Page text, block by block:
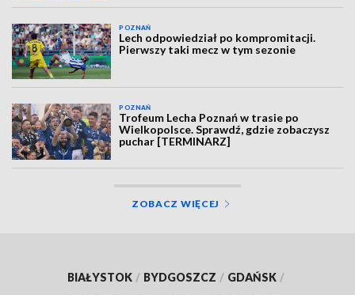
POZNAŃ
Lech odpowiedział po kompromitacji.
Pierwszy taki mecz w tym sezonie
POZNAŃ
Trofeum Lecha Poznań w trasie po
Wielkopolsce. Sprawdź, gdzie zobaczysz
puchar [TERMINARZ]
ZOBACZ WIĘCEJ
BIAŁYSTOK / BYDGOSZCZ / GDAŃSK /